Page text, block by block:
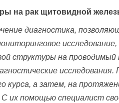
на рак щитовидной
диагностика,
структуры на проводимый
курса, а затем, на
их помощью специалист